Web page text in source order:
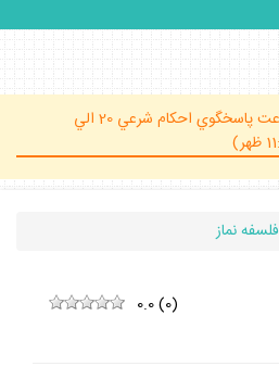
(ساعت پاسخگوي احكام شرعي 20 الي
فلسفه نماز
0.0(0)